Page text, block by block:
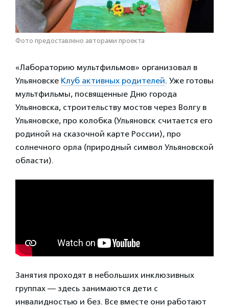
Фото предоставлено авторами проекта
«Лабораторию мультфильмов» организовал в
Ульяновске Клуб активных родителей. Уже готовы
мультфильмы, посвященные Дню города
Ульяновска, строительству мостов через Волгу в
Ульяновске, про колобка (Ульяновск считается его
родиной на сказочной карте России), про
солнечного орла (природный символ Ульяновской
области).
Занятия проходят в небольших инклюзивных
группах — здесь занимаются дети с
инвалидностью и без. Все вместе они работают